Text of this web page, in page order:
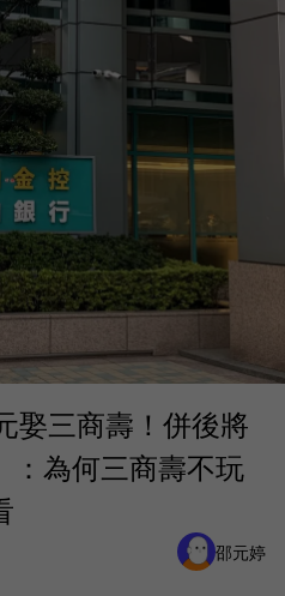
娶三商壽！併後將
：為何三商壽不玩
邵元婷